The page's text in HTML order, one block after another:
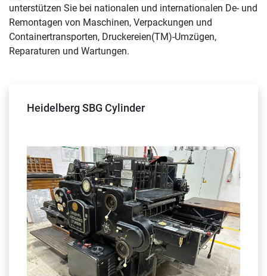
unterstützen Sie bei nationalen und internationalen De- und
Remontagen von Maschinen, Verpackungen und
Containertransporten, Druckereien(TM)-Umzügen,
Reparaturen und Wartungen.
Heidelberg SBG Cylinder